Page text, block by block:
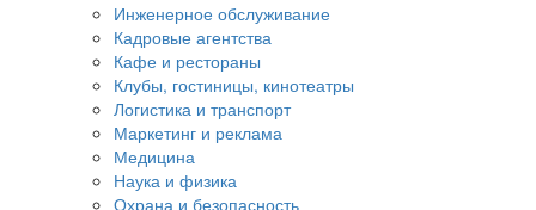
Инженерное обслуживание
Кадровые агентства
Кафе и рестораны
Клубы, гостиницы, кинотеатры
Логистика и транспорт
Маркетинг и реклама
Медицина
Наука и физика
Охрана и безопасность